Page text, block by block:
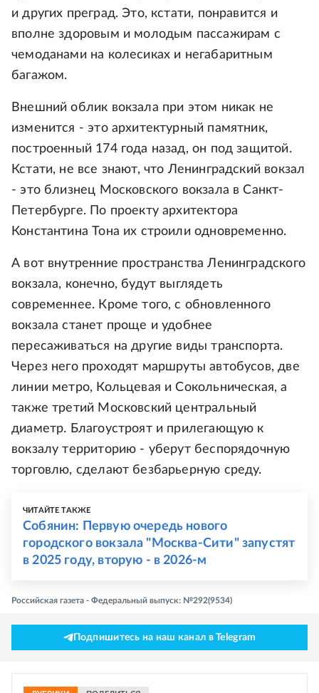
и других преград. Это, кстати, понравится и
вполне здоровым и молодым пассажирам с
чемоданами на колесиках и негабаритным
багажом.
Внешний облик вокзала при этом никак не
изменится - это архитектурный памятник,
построенный 174 года назад, он под защитой.
Кстати, не все знают, что Ленинградский вокзал
- это близнец Московского вокзала в Санкт-
Петербурге. По проекту архитектора
Константина Тона их строили одновременно.
А вот внутренние пространства Ленинградского
вокзала, конечно, будут выглядеть
современнее. Кроме того, с обновленного
вокзала станет проще и удобнее
пересаживаться на другие виды транспорта.
Через него проходят маршруты автобусов, две
линии метро, Кольцевая и Сокольническая, а
также третий Московский центральный
диаметр. Благоустроят и прилегающую к
вокзалу территорию - уберут беспорядочную
торговлю, сделают безбарьерную среду.
ЧИТАЙТЕ ТАКЖЕ
Собянин: Первую очередь нового
городского вокзала "Москва-Сити" запустят
в 2025 году, вторую - в 2026-м
Российская газета - Федеральный выпуск: №292(9534)
Подпишитесь на наш канал в Telegram